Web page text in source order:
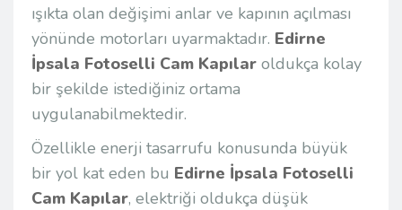
ışıkta olan değişimi anlar ve kapının açılması
yönünde motorları uyarmaktadır. Edirne
İpsala Fotoselli Cam Kapılar oldukça kolay
bir şekilde istediğiniz ortama
uygulanabilmektedir.
Özellikle enerji tasarrufu konusunda büyük
bir yol kat eden bu Edirne İpsala Fotoselli
Cam Kapılar, elektriği oldukça düşük